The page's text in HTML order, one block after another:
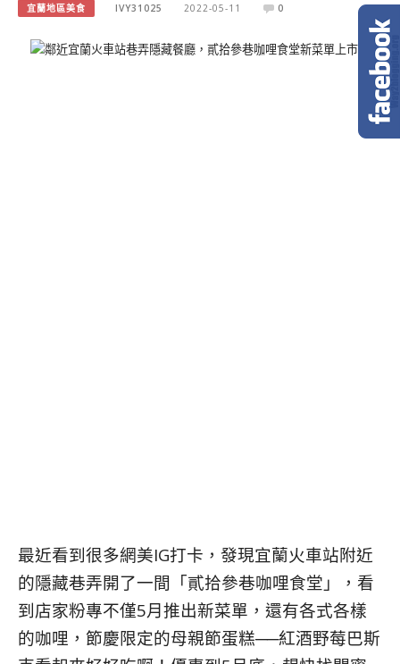
宜蘭地區美食 IVY31025 2022-05-11 0
最近看到很多網美IG打卡，發現宜蘭火車站附近
的隱藏巷弄開了一間「貳拾參巷咖哩食堂」，看
到店家粉專不僅5月推出新菜單，還有各式各樣
的咖哩，節慶限定的母親節蛋糕──紅酒野莓巴斯